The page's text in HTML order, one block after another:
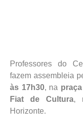
Professores do
fazem assembleia
às 17h30, na
Fiat de Cultura,
Horizonte.